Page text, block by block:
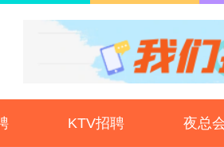
KTV招聘 夜总